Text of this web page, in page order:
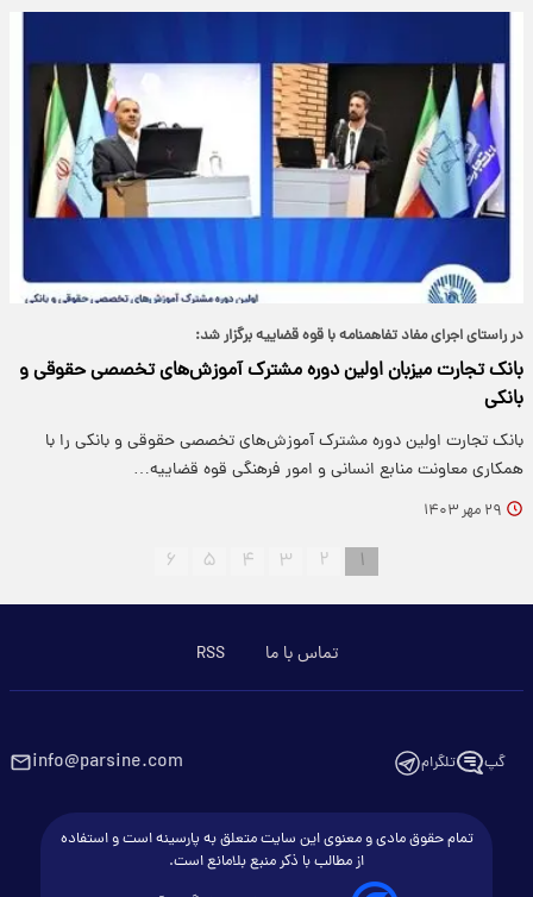
در راستای اجرای مفاد تفاهمنامه با قوه قضاییه برگزار شد:
بانک تجارت میزبان اولین دوره مشترک آموزش‌های تخصصی حقوقی و
بانکی
بانک تجارت اولین دوره مشترک آموزش‌های تخصصی حقوقی و بانکی را با
همکاری معاونت منابع انسانی و امور فرهنگی قوه قضاییه…
۲۹ مهر ۱۴۰۳
۱ ۲ ۳ ۴ ۵ ۶
تماس با ما RSS
گپ تلگرام info@parsine.com
تمام حقوق مادی و معنوی این سایت متعلق به پارسینه است و استفاده
از مطالب با ذکر منبع بلامانع است.